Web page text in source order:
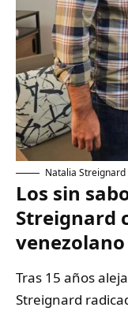
Natalia
Los sin
Streignard
venezolano
Tras 15 años
Streignard